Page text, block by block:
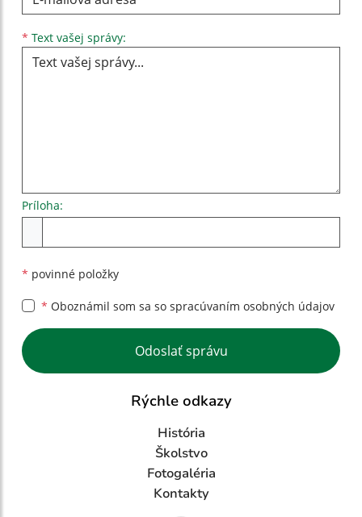
* Text vašej správy:
Príloha:
* povinné položky
* Oboznámil som sa so spracúvaním osobných údajov
Google reCaptcha Response
Odoslať správu
Rýchle odkazy
História
Školstvo
Fotogaléria
Kontakty